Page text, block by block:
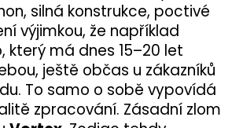
silná konstrukce, poctivé
výjimkou, že například
který má dnes 15–20 let
ještě občas u zákazníků
To samo o sobě vypovídá
zpracování. Zásadní zlom